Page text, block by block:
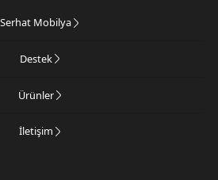
Serhat Mobilya
Destek
Ürünler
İletişim